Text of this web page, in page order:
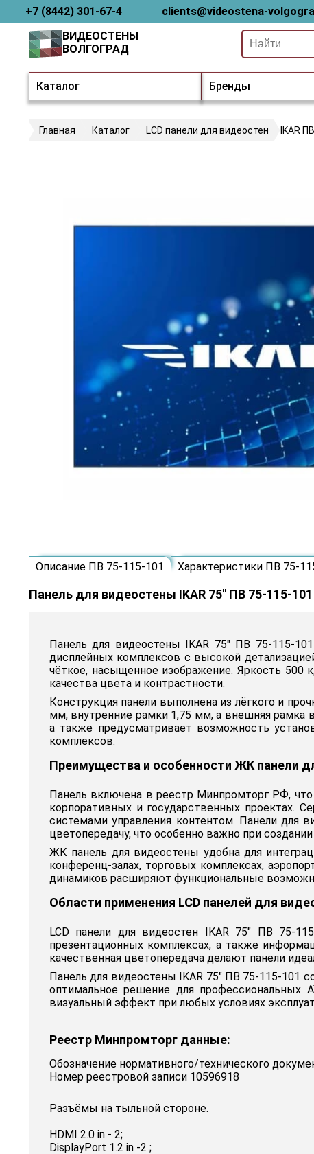
+7 (8442) 301-67-4 clients@videostena-
Каталог Бренды
ВИДЕОСТЕНЫ
ВОЛГОГРАД
Главная Каталог LCD панели для видеостен IKAR
Описание ПВ 75-115-101 Характеристики ПВ 75-
Панель для видеостены IKAR 75" ПВ 75-115-101
Панель для видеостены IKAR 75" ПВ 75-115-
дисплейных комплексов с высокой
чёткое, насыщенное изображение. Яркость 500
качества цвета и контрастности.
Конструкция панели выполнена из лёгкого и
мм, внутренние рамки 1,75 мм, а внешняя
а также предусматривает возможность
комплексов.
Преимущества и особенности ЖК панели
Панель включена в реестр Минпромторг РФ,
корпоративных и государственных проектах.
системами управления контентом. Панели
цветопередачу, что особенно важно при
ЖК панель для видеостены удобна для
конференц-залах, торговых комплексах,
динамиков расширяют функциональные
Области применения LCD панелей для
LCD панели для видеостен IKAR 75" ПВ 75-
презентационных комплексах, а также
качественная цветопередача делают панели
Панель для видеостены IKAR 75" ПВ 75-115-101
оптимальное решение для профессиональных
визуальный эффект при любых условиях
Реестр Минпромторг данные:
Обозначение нормативного/технического
Номер реестровой записи 10596918
Разъёмы на тыльной стороне.
HDMI 2.0 in - 2;
DisplayPort 1.2 in -2 ;